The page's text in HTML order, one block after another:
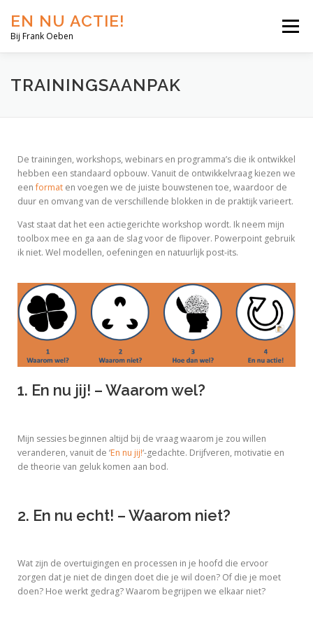
EN NU ACTIE!
Bij Frank Oeben
Menu
EN NU JIJ! EN NU WIJ! EN NU EERLIJK!
TRAININGSAANPAK
De trainingen, workshops, webinars en programma’s die ik ontwikkel
hebben een standaard opbouw. Vanuit de ontwikkelvraag kiezen we
eenformat en voegen we de juiste bouwstenen toe, waardoor de
duur en omvang van de verschillende blokken in de praktijk varieert.
Vast staat dat het een actiegerichte workshop wordt. Ik neem mijn
toolbox mee en ga aan de slag voor de flipover. Powerpoint gebruik
ik niet. Wel modellen, oefeningen en natuurlijk post-its.
1. En nu jij! – Waarom wel?
Mijn sessies beginnen altijd bij de vraag waarom je zou willen
veranderen, vanuit de ‘En nu jij!‘-gedachte. Drijfveren, motivatie en
de theorie van geluk komen aan bod.
2. En nu echt! – Waarom niet?
Wat zijn de overtuigingen en processen in je hoofd die ervoor
zorgen dat je niet de dingen doet die je wil doen? Of die je moet
doen? Hoe werkt gedrag? Waarom begrijpen we elkaar niet?